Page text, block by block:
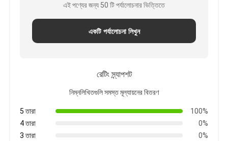
এই পণ্যের জন্য 50 টি পর্যালোচনার ভিত্তিতে
একটি পর্যালোচনা লিখুন
রেটিং স্ন্যাপশট
নিম্নলিখিতগুলি সমস্ত মূল্যায়নের বিতরণ
5 তারা
100%
4 তারা
0%
3 তারা
0%